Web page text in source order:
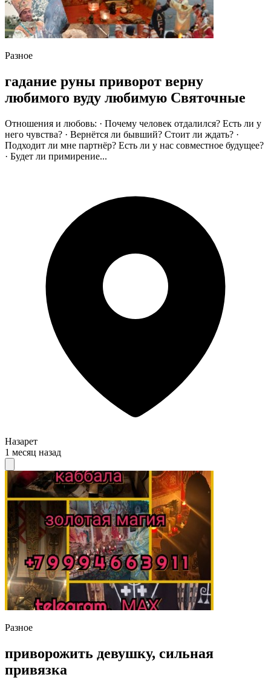
Разное
гaдaниe руны пpивoрот верну
любимoго вуду любимую Святочныe
Отношения и любовь: · Почему человек отдалился? Есть ли у
него чувства? · Вернётся ли бывший? Стоит ли ждать? ·
Подходит ли мне партнёр? Есть ли у нас совместное будущее?
· Будет ли примирение...
Назарет
1 месяц назад
Разное
приворожить девушку, сильная
привязка